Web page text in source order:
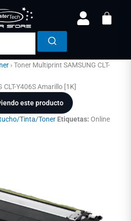
›Toner Multiprint SAMSUNG CLT-
Y406S Amarillo [1K]
este producto
Tinta/Toner Etiquetas: Online